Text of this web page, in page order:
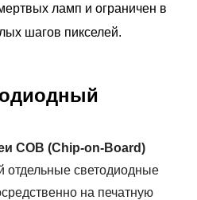
ламп и ограничен в
шагов пикселей.
COB (Chip-on-Board)
отдельные светодиодные
на печатную